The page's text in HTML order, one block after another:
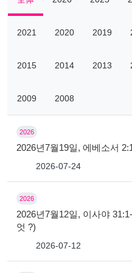
2021 2020 2019
2015 2014 2013
2009 2008
2026
2026년7월19일, 에베소서
2026-07-24
2026
2026년7월12일, 이사야
엇 ?)
2026-07-12